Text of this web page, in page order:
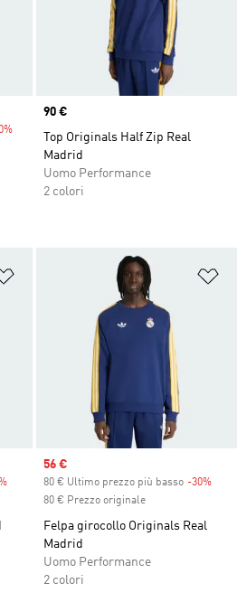
Discount
Price
90 €
Top Originals Half Zip Real
Madrid
Uomo Performance
2 colori
Aggiungi alla lista dei desideri
Discount
Sale price
56 €
80 € Ultimo prezzo più basso -30%
80 € Prezzo originale
Felpa girocollo Originals Real
Madrid
Uomo Performance
2 colori